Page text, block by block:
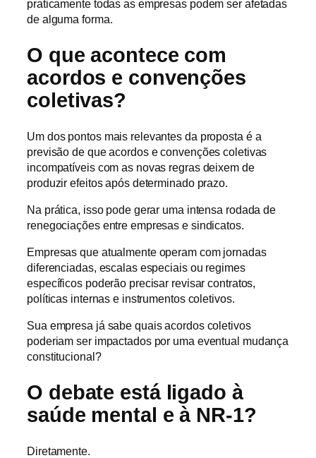
praticamente todas as empresas podem ser afetadas
de alguma forma.
O que acontece com
acordos e convenções
coletivas?
Um dos pontos mais relevantes da proposta é a
previsão de que acordos e convenções coletivas
incompatíveis com as novas regras deixem de
produzir efeitos após determinado prazo.
Na prática, isso pode gerar uma intensa rodada de
renegociações entre empresas e sindicatos.
Empresas que atualmente operam com jornadas
diferenciadas, escalas especiais ou regimes
específicos poderão precisar revisar contratos,
políticas internas e instrumentos coletivos.
Sua empresa já sabe quais acordos coletivos
poderiam ser impactados por uma eventual mudança
constitucional?
O debate está ligado à
saúde mental e à NR-1?
Diretamente.